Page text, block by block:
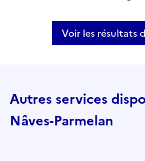
Voir les résultats
Autres services
Nâves-Parmelan